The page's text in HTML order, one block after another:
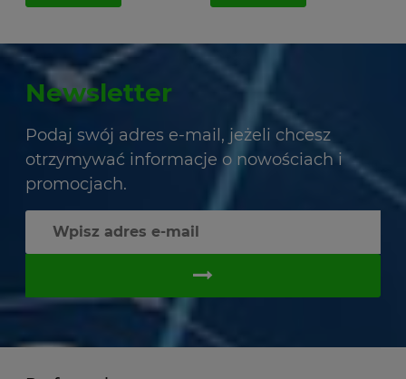
Newsletter
Podaj swój adres e-mail, jeżeli chcesz
otrzymywać informacje o nowościach i
promocjach.